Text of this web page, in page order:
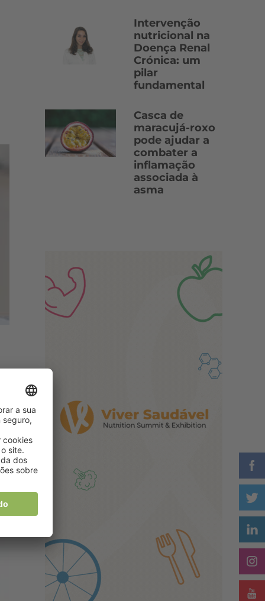
Intervenção
nutricional na
Doença Renal
Crónica: um
pilar
fundamental
Casca de
maracujá-roxo
pode ajudar a
combater a
inflamação
associada à
asma